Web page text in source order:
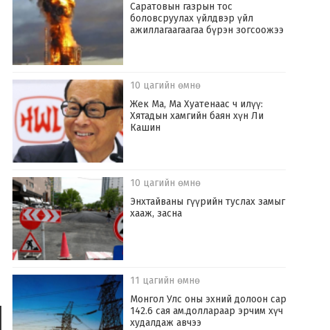
Саратовын газрын тос
боловсруулах үйлдвэр үйл
ажиллагаагаагаа бүрэн зогсоожээ
10 цагийн өмнө
Жек Ма, Ма Хуатенаас ч илүү:
Хятадын хамгийн баян хүн Ли
Кашин
10 цагийн өмнө
Энхтайваны гүүрийн туслах замыг
хааж, засна
11 цагийн өмнө
Монгол Улс оны эхний долоон сард
142.6 сая ам.доллараар эрчим хүч
худалдаж авчээ